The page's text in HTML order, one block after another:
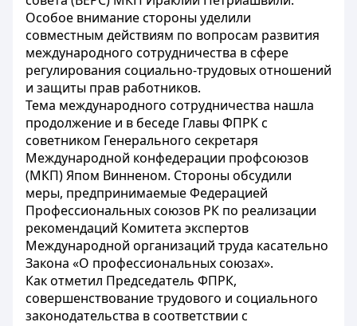
Особое внимание стороны уделили
совместным действиям по вопросам развития
международного сотрудничества в сфере
регулирования социально-трудовых отношений
и защиты прав работников.
Тема международного сотрудничества нашла
продолжение и в беседе Главы ФПРК с
советником Генерального секретаря
Международной конфедерации профсоюзов
(МКП) Япом Винненом. Стороны обсудили
меры, предпринимаемые Федерацией
Профессиональных союзов РК по реализации
рекомендаций Комитета экспертов
Международной организаций труда касательно
Закона «О профессиональных союзах».
Как отметил Председатель ФПРК,
совершенствование трудового и социального
законодательства в соответствии с